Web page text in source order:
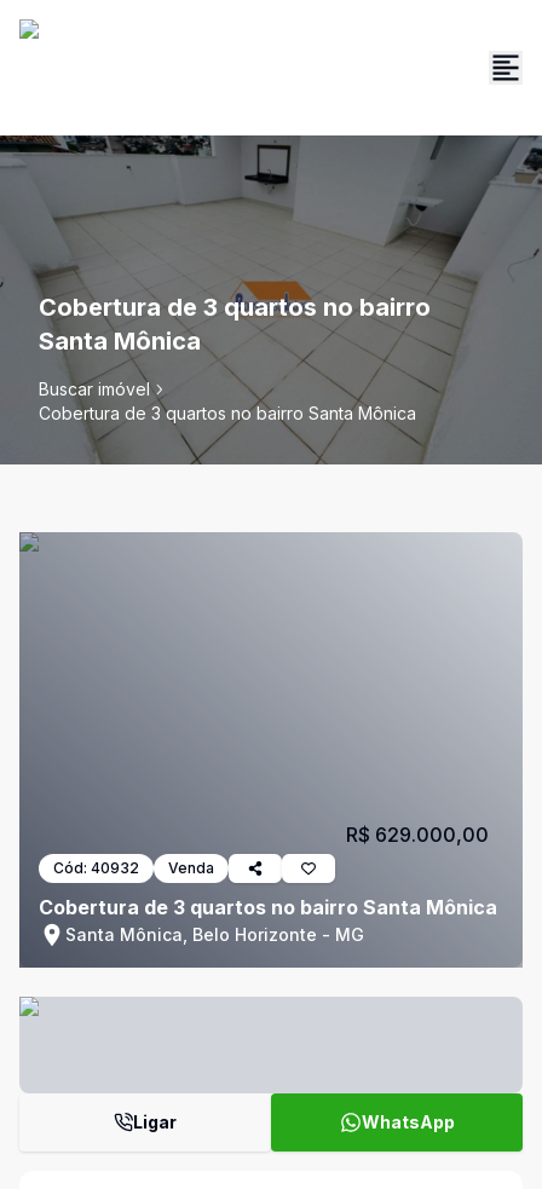
Cobertura de 3 quartos no bairro
Santa Mônica
Buscar imóvel
Cobertura de 3 quartos no bairro Santa Mônica
Cód: 40932 Venda
Cobertura de 3 quartos no bairro Santa Mônica
Santa Mônica, Belo Horizonte - MG
R$ 629.000,00
Ligar WhatsApp